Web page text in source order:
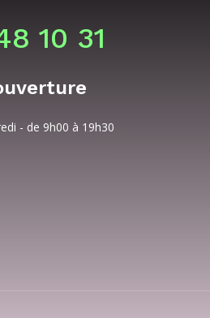
10 31
- de 9h00 à 19h30